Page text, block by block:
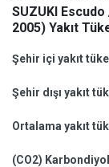
SUZUKI Escudo
2005) Yakıt
Şehir içi yakıt
Şehir dışı yakıt
Ortalama yakıt
(CO2)